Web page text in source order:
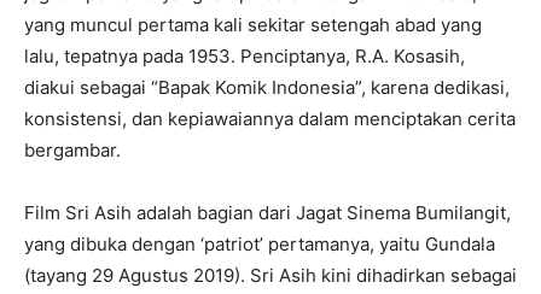
yang muncul pertama kali sekitar setengah abad yang
lalu, tepatnya pada 1953. Penciptanya, R.A. Kosasih,
diakui sebagai “Bapak Komik Indonesia”, karena dedikasi,
konsistensi, dan kepiawaiannya dalam menciptakan cerita
bergambar.
Film Sri Asih adalah bagian dari Jagat Sinema Bumilangit,
yang dibuka dengan ‘patriot’ pertamanya, yaitu Gundala
(tayang 29 Agustus 2019). Sri Asih kini dihadirkan sebagai